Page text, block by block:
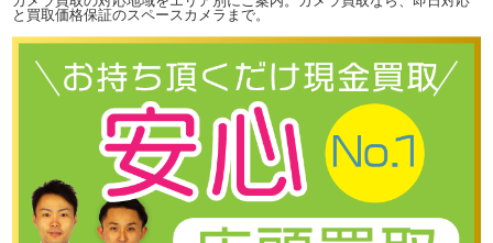
と買取価格保証のスペースカメラまで。